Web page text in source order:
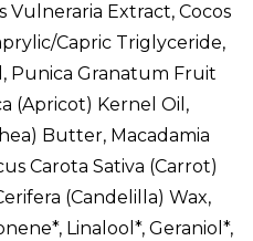
Vulneraria Extract, Cocos
Capric Triglyceride,
Punica Granatum Fruit
(Apricot) Kernel Oil,
Butter, Macadamia
Carota Sativa (Carrot)
(Candelilla) Wax,
Linalool*, Geraniol*,